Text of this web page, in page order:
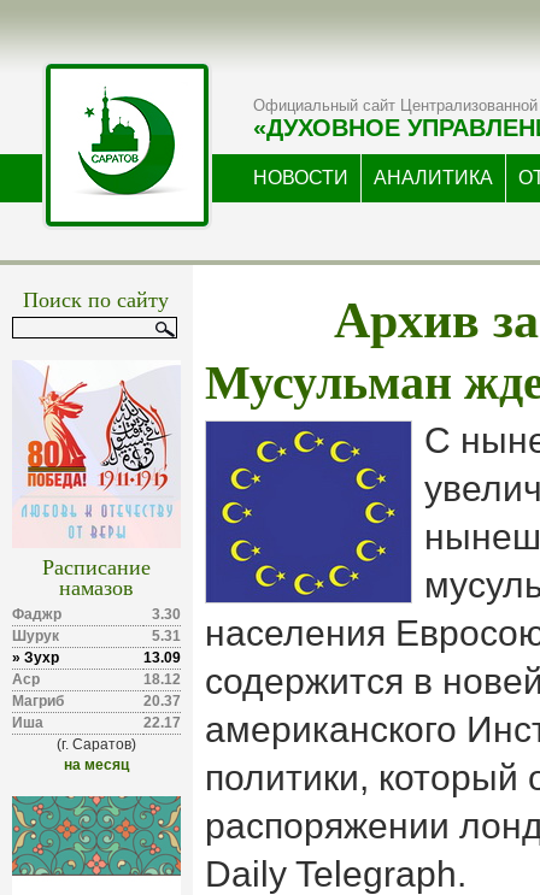
Официальный сайт Централизованной
«ДУХОВНОЕ
НОВОСТИ АНАЛИТИКА
Поиск по сайту
Расписание
намазов
Фаджр
3.30
Шурук
5.31
» Зухр
13.09
Аср
18.12
Магриб
20.37
Иша
22.17
(г. Саратов)
на месяц
Архив
Мусульман
С
населения
содержится в
американского
политики, который
распоряжении
Daily Telegraph.